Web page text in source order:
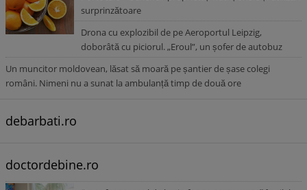
surprinzătoare
Drona cu explozibil de pe Aeroportul Leipzig,
doborâtă cu piciorul. „Eroul”, un șofer de autobuz
Un muncitor moldovean, lăsat să moară pe șantier de șase colegi
români. Nimeni nu a sunat la ambulanță timp de două ore
debarbati.ro
doctordebine.ro